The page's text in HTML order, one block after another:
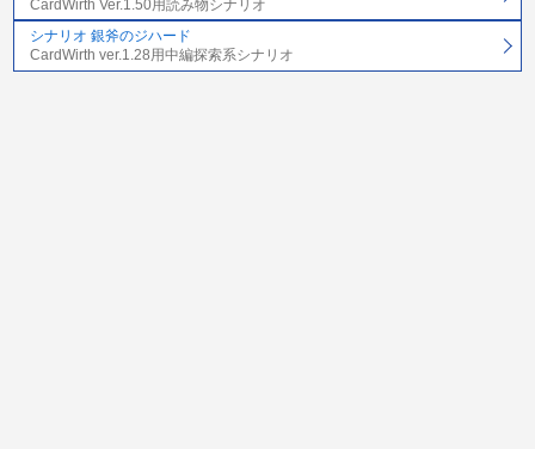
CardWirth Ver.1.50用読み物シナリオ
シナリオ 銀斧のジハード
CardWirth ver.1.28用中編探索系シナリオ